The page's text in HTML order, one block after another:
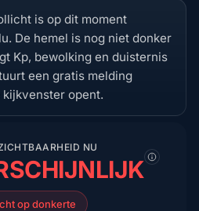
is op dit moment
De hemel is nog niet donker
Kp, bewolking en duisternis
een gratis melding
opent.
NU
op donkerte